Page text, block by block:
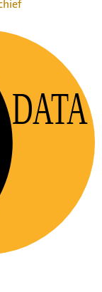
DATA